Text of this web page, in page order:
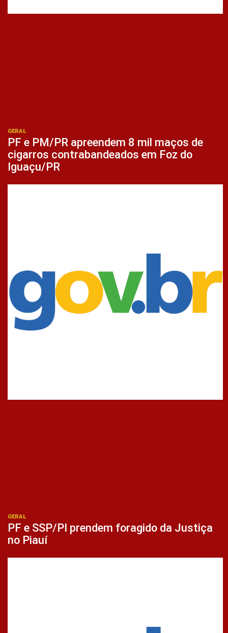
GERAL
PF e PM/PR apreendem 8 mil maços de
cigarros contrabandeados em Foz do
Iguaçu/PR
GERAL
PF e SSP/PI prendem foragido da Justiça
no Piauí